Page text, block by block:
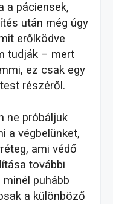
a páciensek,
után még úgy
erőlködve
tudják – mert
ez csak egy
részéről.
ne próbáljuk
a végbelünket,
ami védő
további
puhább
a különböző